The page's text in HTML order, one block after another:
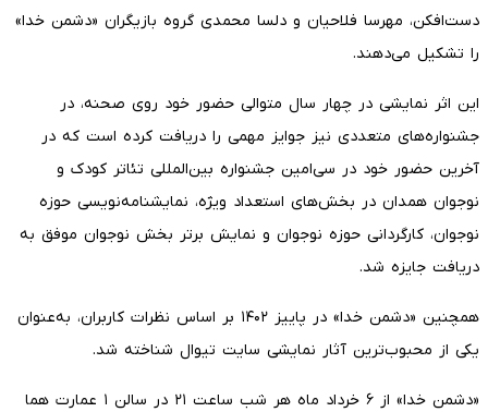
دست‌افکن، مهرسا فلاحیان و دلسا محمدی گروه بازیگران «دشمن خدا»
را تشکیل می‌دهند.
این اثر نمایشی در چهار سال متوالی حضور خود روی صحنه، در
جشنواره‌های متعددی نیز جوایز مهمی را دریافت کرده است که در
آخرین حضور خود در سی‌امین جشنواره بین‌المللی تئاتر کودک و
نوجوان همدان در بخش‌های استعداد ویژه، نمایشنامه‌نویسی حوزه
نوجوان، کارگردانی حوزه نوجوان و نمایش برتر بخش نوجوان موفق به
دریافت جایزه شد.
همچنین «دشمن خدا» در پاییز ۱۴۰۲ بر اساس نظرات کاربران، به‌عنوان
یکی از محبوب‌ترین آثار نمایشی سایت تیوال شناخته شد.
«دشمن خدا» از ۶ خرداد ماه هر شب ساعت ۲۱ در سالن ۱ عمارت هما